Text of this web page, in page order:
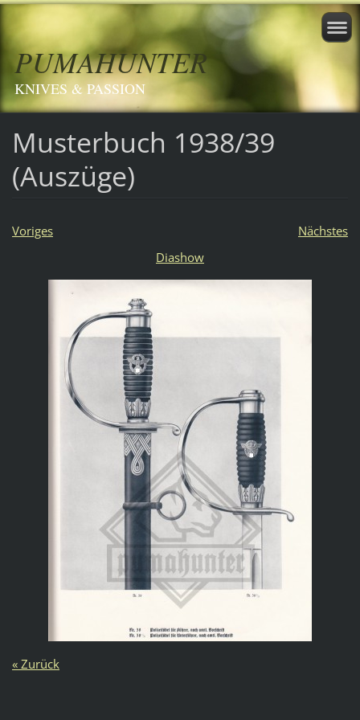
PUMAHUNTER
KNIVES & PASSION
Musterbuch 1938/39
(Auszüge)
Voriges
Nächstes
Diashow
« Zurück